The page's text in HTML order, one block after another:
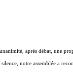
après débat, une
notre assemblée a